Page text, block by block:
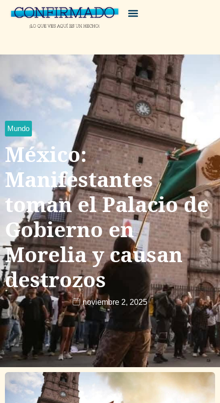
Mundo
México:
Manifestantes
toman el Palacio de
Gobierno en
Morelia y causan
destrozos
noviembre 2, 2025